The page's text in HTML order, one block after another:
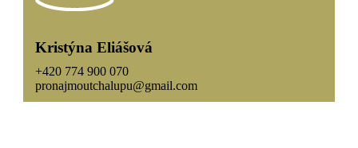
Kristýna Eliášová
+420 774 900 070
pronajmoutchalupu@gmail.com